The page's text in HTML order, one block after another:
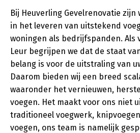
Bij Heuverling Gevelrenovatie zijn
in het leveren van uitstekend
woningen als bedrijfspanden. Als
Leur begrijpen we dat de staat
belang is voor de uitstraling van
Daarom bieden wij een breed
waaronder het vernieuwen,
voegen. Het maakt voor ons niet
traditioneel voegwerk,
voegen, ons team is namelijk